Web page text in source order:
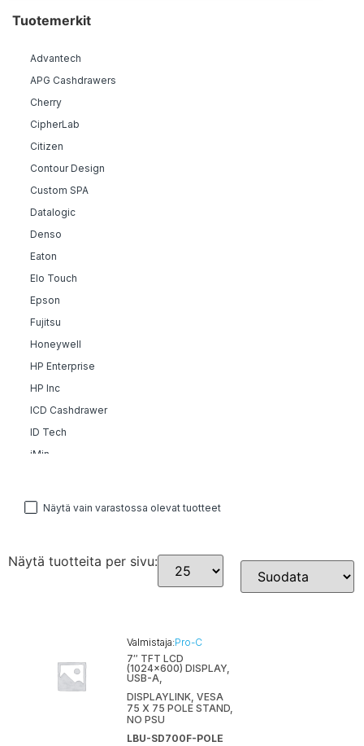
Tuotemerkit
Advantech
APG Cashdrawers
Cherry
CipherLab
Citizen
Contour Design
Custom SPA
Datalogic
Denso
Eaton
Elo Touch
Epson
Fujitsu
Honeywell
HP Enterprise
HP Inc
ICD Cashdrawer
ID Tech
iMin
Labelmate
Newland
Point Mobile
Näytä vain varastossa olevat tuotteet
Näytä tuotteita per sivu: Sort Products
Valmistaja:Pro-C
7″ TFT LCD
(1024×600) DISPLAY,
USB-A,
DISPLAYLINK, VESA
75 X 75 POLE STAND,
NO PSU
LBU-SD700F-POLE